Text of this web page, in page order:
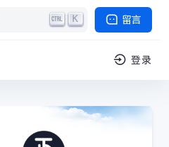
留言
K
登录